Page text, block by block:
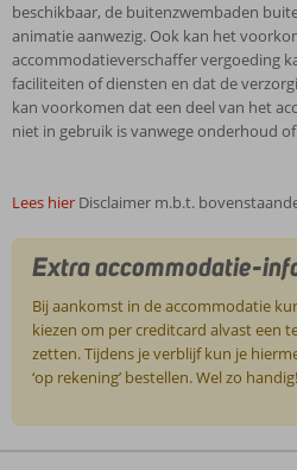
beschikbaar, de buitenzwembaden
animatie aanwezig. Ook kan het
accommodatieverschaffer vergoeding
faciliteiten of diensten en dat de
kan voorkomen dat een deel van het
niet in gebruik is vanwege onderhoud
Lees hier Disclaimer m.b.t.
Extra accommodatie-
Bij aankomst in de accommodatie
kiezen om per creditcard alvast een
zetten. Tijdens je verblijf kun je
‘op rekening’ bestellen. Wel zo handig!